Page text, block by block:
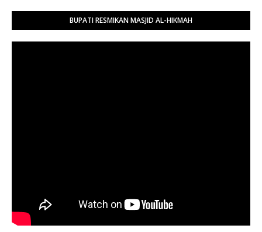
BUPATI RESMIKAN MASJID AL-HIKMAH